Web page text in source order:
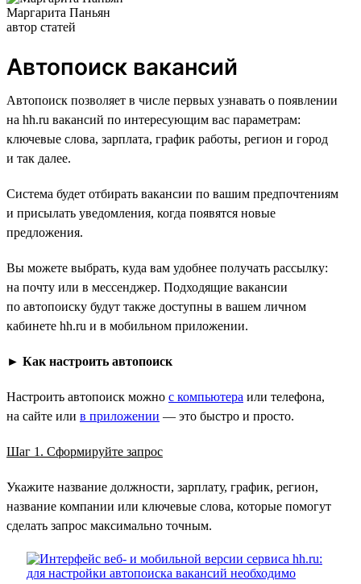
Маргарита Паньян
автор статей
Автопоиск вакансий
Автопоиск позволяет в числе первых узнавать о появлении
на hh.ru вакансий по интересующим вас параметрам:
ключевые слова, зарплата, график работы, регион и город
и так далее.
Система будет отбирать вакансии по вашим предпочтениям
и присылать уведомления, когда появятся новые
предложения.
Вы можете выбрать, куда вам удобнее получать рассылку:
на почту или в мессенджер. Подходящие вакансии
по автопоиску будут также доступны в вашем личном
кабинете hh.ru и в мобильном приложении.
► Как настроить автопоиск
Настроить автопоиск можно с компьютера или телефона,
на сайте или в приложении — это быстро и просто.
Шаг 1. Сформируйте запрос
Укажите название должности, зарплату, график, регион,
название компании или ключевые слова, которые помогут
сделать запрос максимально точным.